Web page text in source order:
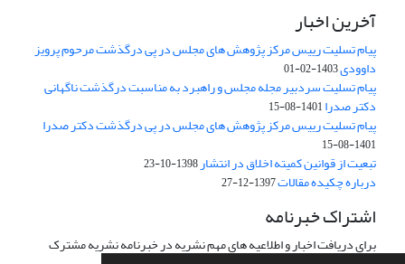
آخرین اخبار
پیام تسلیت رییس مرکز پژوهش های مجلس در پی درگذشت مرحوم پرویز
داوودی1403-02-01
پیام تسلیت سردبیر مجله مجلس و راهبرد به مناسبت درگذشت ناگهانی
دکتر صدرا1401-08-15
پیام تسلیت رییس مرکز پژوهش های مجلس در پی درگذشت دکتر صدرا
1401-08-15
تبعیت از قوانین کمیته اخلاق در انتشار1398-10-23
درباره چکیده مقالات1397-12-27
اشتراک خبرنامه
برای دریافت اخبار و اطلاعیه های مهم نشریه در خبرنامه نشریه مشترک